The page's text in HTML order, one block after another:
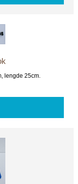
lengde 25cm.